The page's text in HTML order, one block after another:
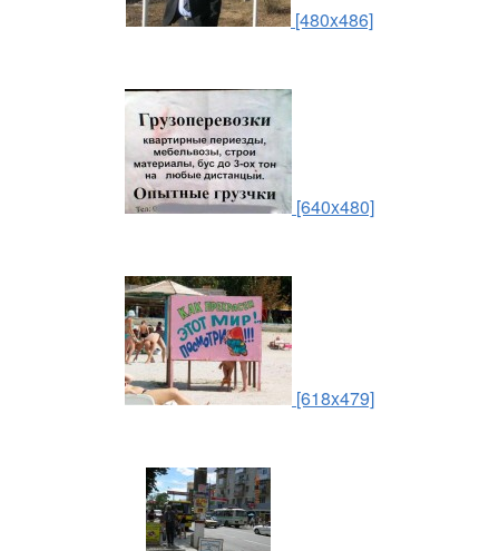
[480x486]
[640x480]
[618x479]